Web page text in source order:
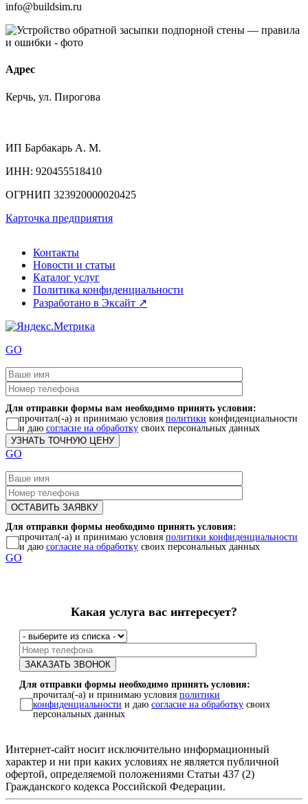
info@buildsim.ru
Адрес
Керчь, ул. Пирогова
ИП Барбакарь А. М.
ИНН: 920455518410
ОГРНИП 323920000020425
Карточка предприятия
Контакты
Новости и статьи
Каталог услуг
Политика конфиденциальности
Разработано в Эксайт ↗
GO
Для отправки формы вам необходимо принять условия:
прочитал(-а) и принимаю условия политики конфиденциальности
и даю согласие на обработку своих персональных данных
GO
Для отправки формы необходимо принять условия:
прочитал(-а) и принимаю условия политики конфиденциальности
и даю согласие на обработку своих персональных данных
GO
Какая услуга вас интересует?
Для отправки формы необходимо принять условия:
прочитал(-а) и принимаю условия политики
конфиденциальности и даю согласие на обработку своих
персональных данных
Интернет-сайт носит исключительно информационный
характер и ни при каких условиях не является публичной
офертой, определяемой положениями Статьи 437 (2)
Гражданского кодекса Российской Федерации.